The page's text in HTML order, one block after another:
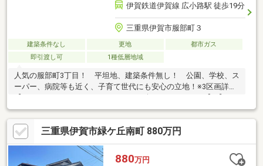
伊賀鉄道伊賀線 広小路駅 徒歩19分
三重県伊賀市服部町３
建築条件なし 更地
都市ガス
即引渡し可
1種低層地域
人気の服部町3丁目！ 平坦地、建築条件無し！ 公園、学校、ス
ーパー、病院等も近く、子育て世代にも安心の立地！※3区画詳細
【７-４／２１５．２７㎡（６５．１１坪）／１２００万】【７－
８／２１７．９４㎡（６５．９２坪）／１１５０万】【７－９／
２１８．６８㎡（６６．１５坪）／１１５０万】
三重県伊賀市緑ケ丘南町 880万円
880万円